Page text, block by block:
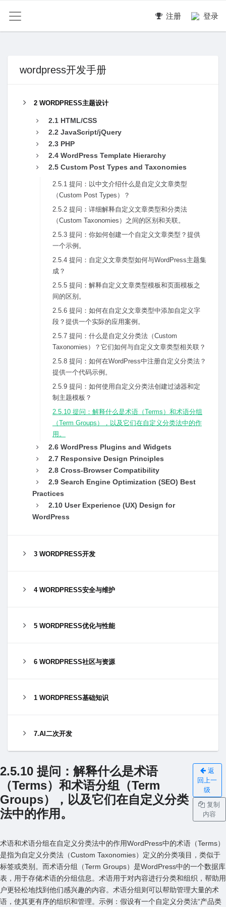
注册 登录
wordpress开发手册
2 WORDPRESS主题设计
2.1 HTML/CSS
2.2 JavaScript/jQuery
2.3 PHP
2.4 WordPress Template Hierarchy
2.5 Custom Post Types and Taxonomies
2.5.1 提问：以中⽂介绍什么是⾃定义⽂章类型
（Custom Post Types）？
2.5.2 提问：详细解释⾃定义⽂章类型和分类法
（Custom Taxonomies）之间的区别和关联。
2.5.3 提问：你如何创建⼀个⾃定义⽂章类型？提供
⼀个⽰例。
2.5.4 提问：⾃定义⽂章类型如何与WordPress主题集
成？
2.5.5 提问：解释⾃定义⽂章类型模板和页⾯模板之
间的区别。
2.5.6 提问：如何在⾃定义⽂章类型中添加⾃定义字
段？提供⼀个实际的应⽤案例。
2.5.7 提问：什么是⾃定义分类法（Custom
Taxonomies）？它们如何与⾃定义⽂章类型相关联？
2.5.8 提问：如何在WordPress中注册⾃定义分类法？
提供⼀个代码⽰例。
2.5.9 提问：如何使⽤⾃定义分类法创建过滤器和定
制主题模板？
2.5.10 提问：解释什么是术语（Terms）和术语分组
（Term Groups），以及它们在⾃定义分类法中的作
⽤。
2.6 WordPress Plugins and Widgets
2.7 Responsive Design Principles
2.8 Cross-Browser Compatibility
2.9 Search Engine Optimization (SEO) Best
Practices
2.10 User Experience (UX) Design for
WordPress
3 WORDPRESS开发
4 WORDPRESS安全与维护
5 WORDPRESS优化与性能
6 WORDPRESS社区与资源
1 WORDPRESS基础知识
7.AI二次开发
2.5.10 提问：解释什么是术语
（Terms）和术语分组（Term
Groups），以及它们在⾃定义分类
法中的作⽤。
返
回上一
级
复制
内容
术语和术语分组在⾃定义分类法中的作⽤WordPress中的术语（Terms）
是指为⾃定义分类法（Custom Taxonomies）定义的分类项⽬，类似于
标签或类别。⽽术语分组（Term Groups）是WordPress中的⼀个数据库
表，⽤于存储术语的分组信息。术语⽤于对内容进⾏分类和组织，帮助⽤
户更轻松地找到他们感兴趣的内容。术语分组则可以帮助管理⼤量的术
语，使其更有序的组织和管理。⽰例：假设有⼀个⾃定义分类法“产品类